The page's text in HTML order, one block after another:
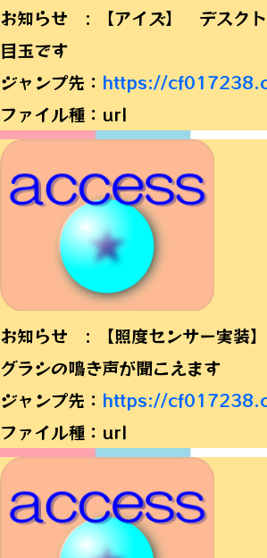
お知らせ : 【アイズ】 デスク
目玉です
ジャンプ先： https://
ファイル種：url
お知らせ : 【照度センサー実装
グラシの鳴き声が聞こえます
ジャンプ先： https://
ファイル種：url